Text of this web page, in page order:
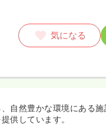
気になる
自然豊かな環境にある
供しています。